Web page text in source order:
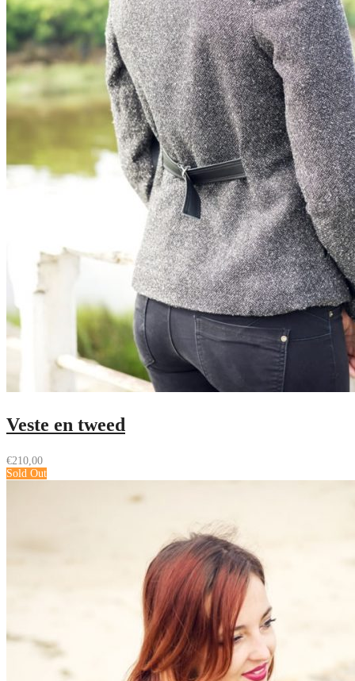
Veste en tweed
€210,00
Sold Out